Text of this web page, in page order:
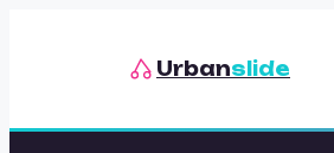
Urbanslide